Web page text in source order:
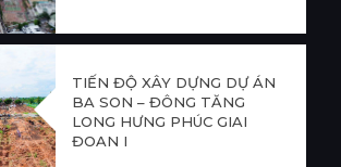
TIẾN ĐỘ XÂY DỰNG DỰ ÁN
BA SON – ĐÔNG TĂNG
LONG HƯNG PHÚC GIAI
ĐOẠN I